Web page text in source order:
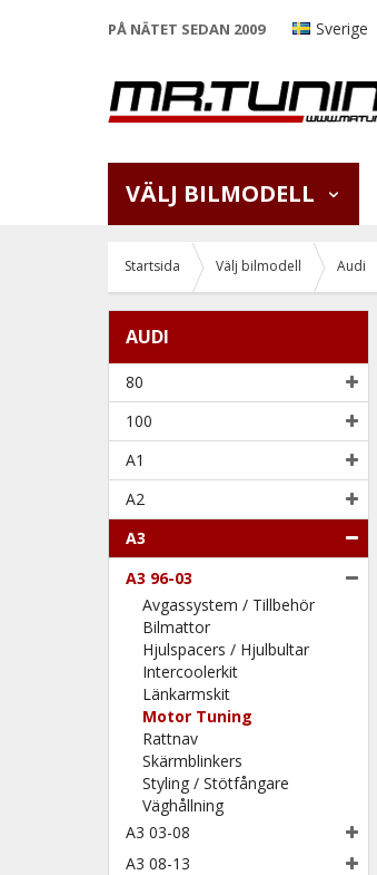
PÅ NÄTET SEDAN 2009 Sverige
VÄLJ BILMODELL
Startsida Välj bilmodell Audi
AUDI
80
100
A1
A2
A3
A3 96-03
Avgassystem / Tillbehör
Bilmattor
Hjulspacers / Hjulbultar
Intercoolerkit
Länkarmskit
Motor Tuning
Rattnav
Skärmblinkers
Styling / Stötfångare
Väghållning
A3 03-08
A3 08-13